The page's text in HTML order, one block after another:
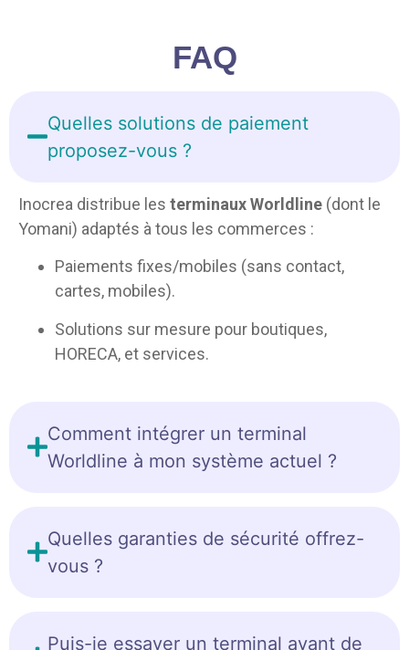
FAQ
Quelles solutions de paiement
proposez-vous ?
Inocrea distribue les terminaux Worldline (dont le
Yomani) adaptés à tous les commerces :
Paiements fixes/mobiles (sans contact,
cartes, mobiles).
Solutions sur mesure pour boutiques,
HORECA, et services.
Comment intégrer un terminal
Worldline à mon système actuel ?
Quelles garanties de sécurité offrez-
vous ?
Puis-je essayer un terminal avant de